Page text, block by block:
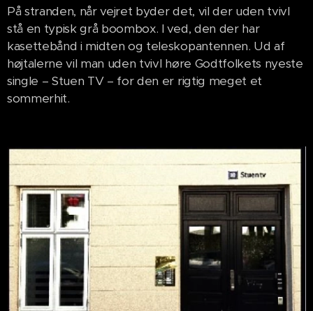
På stranden, når vejret byder det, vil der uden tvivl
stå en typisk grå boombox. I ved, den der har
kasettebånd i midten og teleskopantennen. Ud af
højtalerne vil man uden tvivl høre Godtfolkets nyeste
single – Stuen TV – for den er rigtig meget et
sommerhit.